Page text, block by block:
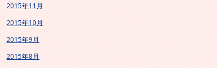
2015年11月
2015年10月
2015年9月
2015年8月